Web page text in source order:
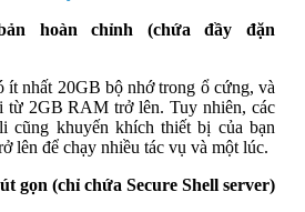
hoàn chỉnh (chứa đầy đặn
ít nhất 20GB bộ nhớ trong ổ cứng, và
từ 2GB RAM trở lên. Tuy nhiên, các
cũng khuyến khích thiết bị của bạn
lên để chạy nhiều tác vụ và một lúc.
gọn (chỉ chứa Secure Shell server)